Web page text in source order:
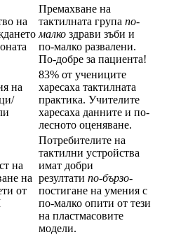
на
Премахване на
тактилната група по-
малко здрави зъби и
по-малко развалени.
По-добре за пациента!
на
83% от учениците
харесаха тактилната
практика. Учителите
харесаха данните и по-
лесното оценяване.
на
на
от
Потребителите на
тактилни устройства
имат добри
резултати по-бързо-
постигане на умения с
по-малко опити от тези
на пластмасовите
модели.